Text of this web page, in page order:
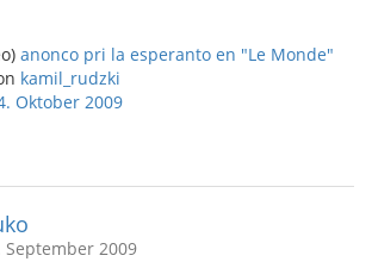
anonco pri la esperanto en "Le Monde"
kamil_rudzki
Oktober 2009
September 2009